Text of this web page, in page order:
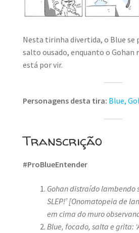
MINHA CONTA
CARRINHO
Search
for:
Nesta tirinha divertida, o Blue se
salto ousado, enquanto o Gohan
está por vir.
Personagens desta tira: Blue,
Transcrição
#ProBlueEntender
Gohan distraído lambendo
SLEP!’ [Onomatopeia de
em cima do muro
Blue, focado, salta e grita: